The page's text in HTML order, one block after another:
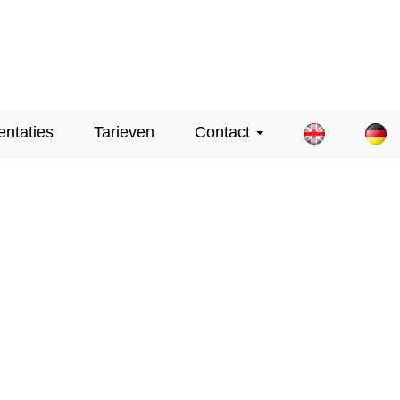
Tarieven Contact